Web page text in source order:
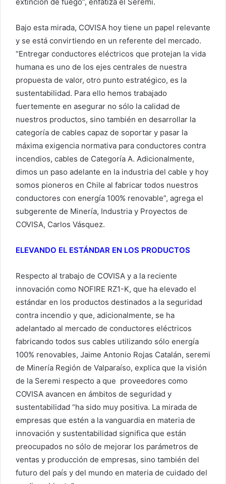
Bajo esta mirada, COVISA hoy tiene un papel relevante
y se está convirtiendo en un referente del mercado.
“Entregar conductores eléctricos que protejan la vida
humana es uno de los ejes centrales de nuestra
propuesta de valor, otro punto estratégico, es la
sustentabilidad. Para ello hemos trabajado
fuertemente en asegurar no sólo la calidad de
nuestros productos, sino también en desarrollar la
categoría de cables capaz de soportar y pasar la
máxima exigencia normativa para conductores contra
incendios, cables de Categoría A. Adicionalmente,
dimos un paso adelante en la industria del cable y hoy
somos pioneros en Chile al fabricar todos nuestros
conductores con energía 100% renovable”, agrega el
subgerente de Minería, Industria y Proyectos de
COVISA, Carlos Vásquez.
ELEVANDO EL ESTÁNDAR EN LOS PRODUCTOS
Respecto al trabajo de COVISA y a la reciente
innovación como NOFIRE RZ1-K, que ha elevado el
estándar en los productos destinados a la seguridad
contra incendio y que, adicionalmente, se ha
adelantado al mercado de conductores eléctricos
fabricando todos sus cables utilizando sólo energía
100% renovables, Jaime Antonio Rojas Catalán, seremi
de Minería Región de Valparaíso, explica que la visión
de la Seremi respecto a que proveedores como
COVISA avancen en ámbitos de seguridad y
sustentabilidad “ha sido muy positiva. La mirada de
empresas que estén a la vanguardia en materia de
innovación y sustentabilidad significa que están
preocupados no sólo de mejorar los parámetros de
ventas y producción de empresas, sino también del
futuro del país y del mundo en materia de cuidado del